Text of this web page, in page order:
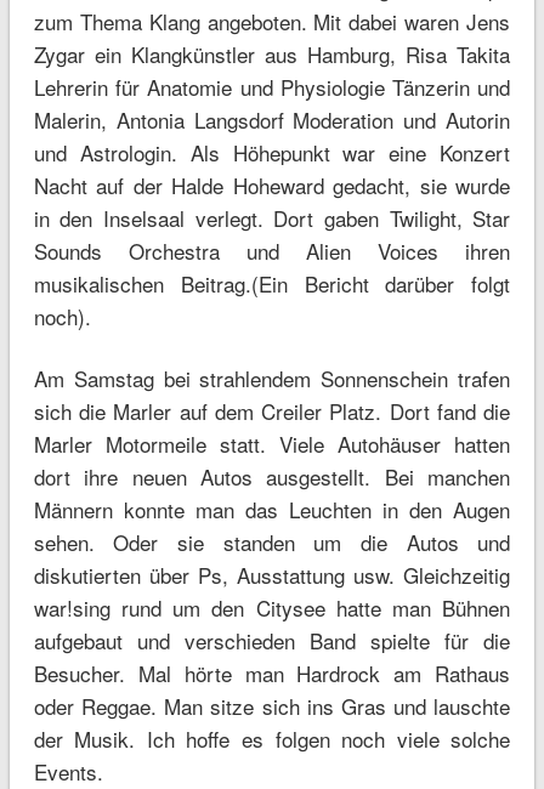
zum Thema Klang angeboten. Mit dabei waren Jens
Zygar ein Klangkünstler aus Hamburg, Risa Takita
Lehrerin für Anatomie und Physiologie Tänzerin und
Malerin, Antonia Langsdorf Moderation und Autorin
und Astrologin. Als Höhepunkt war eine Konzert
Nacht auf der Halde Hoheward gedacht, sie wurde
in den Inselsaal verlegt. Dort gaben Twilight, Star
Sounds Orchestra und Alien Voices ihren
musikalischen Beitrag.(Ein Bericht darüber folgt
noch).
Am Samstag bei strahlendem Sonnenschein trafen
sich die Marler auf dem Creiler Platz. Dort fand die
Marler Motormeile statt. Viele Autohäuser hatten
dort ihre neuen Autos ausgestellt. Bei manchen
Männern konnte man das Leuchten in den Augen
sehen. Oder sie standen um die Autos und
diskutierten über Ps, Ausstattung usw. Gleichzeitig
war!sing rund um den Citysee hatte man Bühnen
aufgebaut und verschieden Band spielte für die
Besucher. Mal hörte man Hardrock am Rathaus
oder Reggae. Man sitze sich ins Gras und lauschte
der Musik. Ich hoffe es folgen noch viele solche
Events.